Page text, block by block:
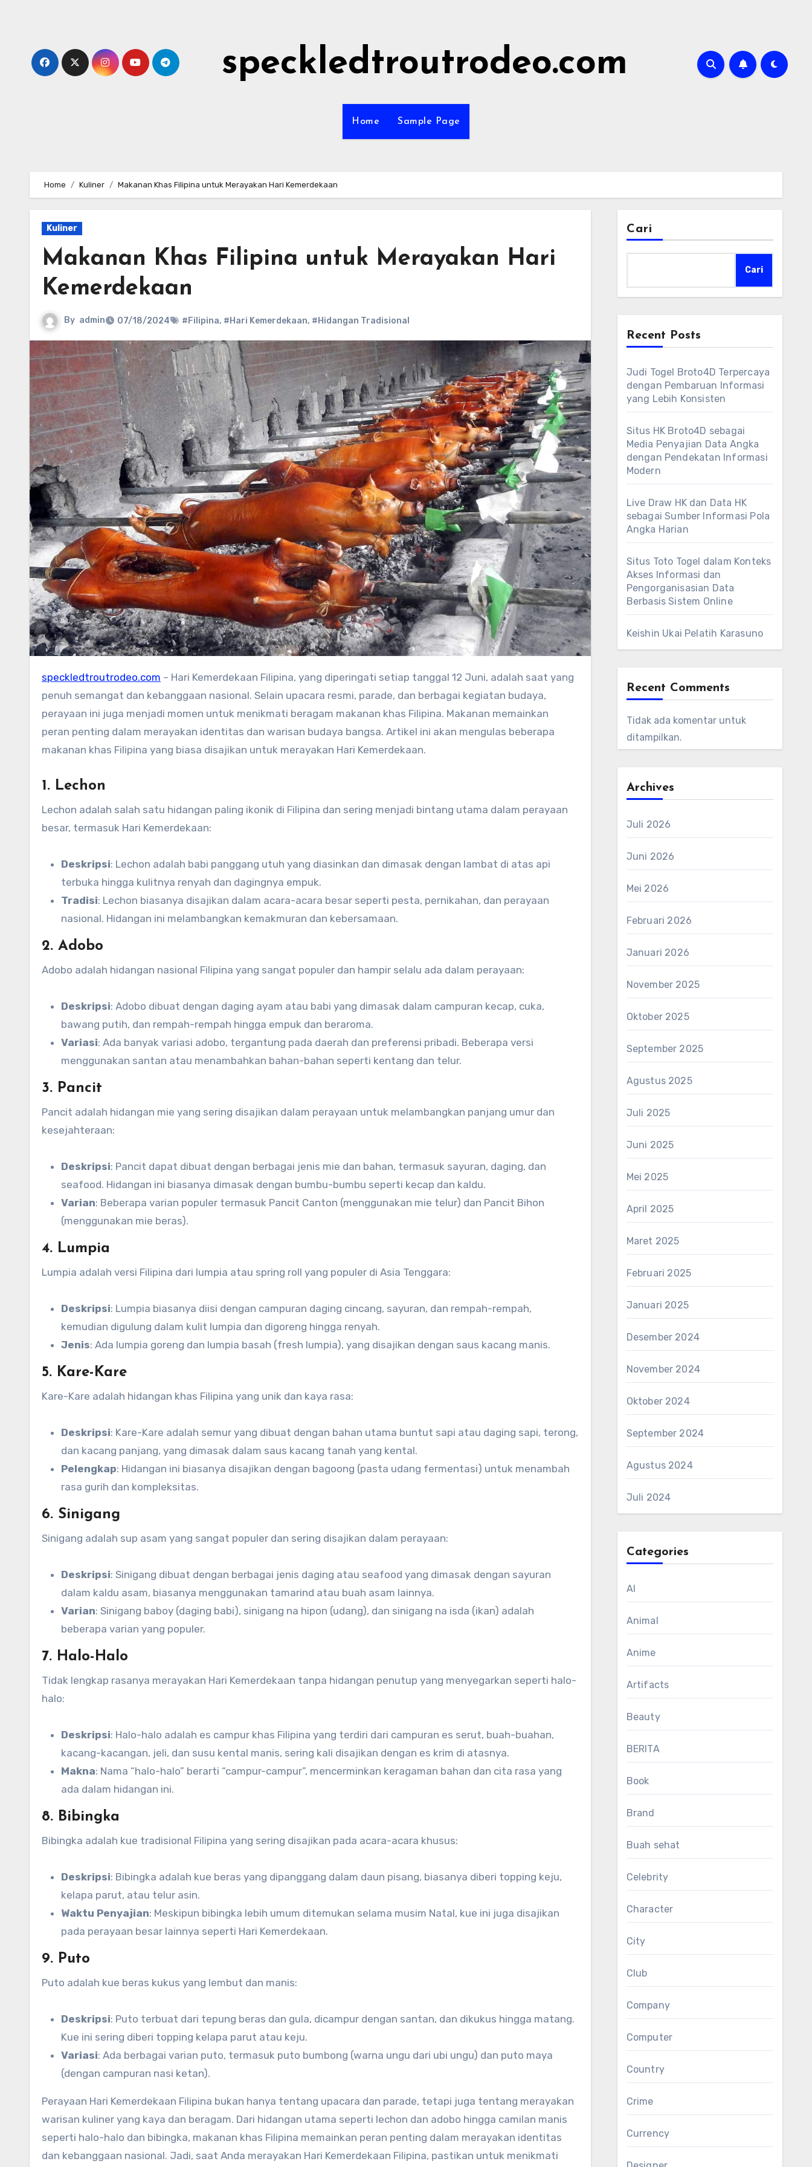
speckledtroutrodeo.com
Home Sample Page
Home Kuliner Makanan Khas Filipina untuk Merayakan Hari Kemerdekaan
Kuliner
Makanan Khas Filipina untuk Merayakan Hari
Kemerdekaan
By admin 07/18/2024 #Filipina, #Hari Kemerdekaan, #Hidangan Tradisional
speckledtroutrodeo.com – Hari Kemerdekaan Filipina, yang diperingati setiap tanggal 12 Juni, adalah saat yang
penuh semangat dan kebanggaan nasional. Selain upacara resmi, parade, dan berbagai kegiatan budaya,
perayaan ini juga menjadi momen untuk menikmati beragam makanan khas Filipina. Makanan memainkan
peran penting dalam merayakan identitas dan warisan budaya bangsa. Artikel ini akan mengulas beberapa
makanan khas Filipina yang biasa disajikan untuk merayakan Hari Kemerdekaan.
1. Lechon
Lechon adalah salah satu hidangan paling ikonik di Filipina dan sering menjadi bintang utama dalam perayaan
besar, termasuk Hari Kemerdekaan:
Deskripsi: Lechon adalah babi panggang utuh yang diasinkan dan dimasak dengan lambat di atas api
terbuka hingga kulitnya renyah dan dagingnya empuk.
Tradisi: Lechon biasanya disajikan dalam acara-acara besar seperti pesta, pernikahan, dan perayaan
nasional. Hidangan ini melambangkan kemakmuran dan kebersamaan.
2. Adobo
Adobo adalah hidangan nasional Filipina yang sangat populer dan hampir selalu ada dalam perayaan:
Deskripsi: Adobo dibuat dengan daging ayam atau babi yang dimasak dalam campuran kecap, cuka,
bawang putih, dan rempah-rempah hingga empuk dan beraroma.
Variasi: Ada banyak variasi adobo, tergantung pada daerah dan preferensi pribadi. Beberapa versi
menggunakan santan atau menambahkan bahan-bahan seperti kentang dan telur.
3. Pancit
Pancit adalah hidangan mie yang sering disajikan dalam perayaan untuk melambangkan panjang umur dan
kesejahteraan:
Deskripsi: Pancit dapat dibuat dengan berbagai jenis mie dan bahan, termasuk sayuran, daging, dan
seafood. Hidangan ini biasanya dimasak dengan bumbu-bumbu seperti kecap dan kaldu.
Varian: Beberapa varian populer termasuk Pancit Canton (menggunakan mie telur) dan Pancit Bihon
(menggunakan mie beras).
4. Lumpia
Lumpia adalah versi Filipina dari lumpia atau spring roll yang populer di Asia Tenggara:
Deskripsi: Lumpia biasanya diisi dengan campuran daging cincang, sayuran, dan rempah-rempah,
kemudian digulung dalam kulit lumpia dan digoreng hingga renyah.
Jenis: Ada lumpia goreng dan lumpia basah (fresh lumpia), yang disajikan dengan saus kacang manis.
5. Kare-Kare
Kare-Kare adalah hidangan khas Filipina yang unik dan kaya rasa:
Deskripsi: Kare-Kare adalah semur yang dibuat dengan bahan utama buntut sapi atau daging sapi, terong,
dan kacang panjang, yang dimasak dalam saus kacang tanah yang kental.
Pelengkap: Hidangan ini biasanya disajikan dengan bagoong (pasta udang fermentasi) untuk menambah
rasa gurih dan kompleksitas.
6. Sinigang
Sinigang adalah sup asam yang sangat populer dan sering disajikan dalam perayaan:
Deskripsi: Sinigang dibuat dengan berbagai jenis daging atau seafood yang dimasak dengan sayuran
dalam kaldu asam, biasanya menggunakan tamarind atau buah asam lainnya.
Varian: Sinigang baboy (daging babi), sinigang na hipon (udang), dan sinigang na isda (ikan) adalah
beberapa varian yang populer.
7. Halo-Halo
Tidak lengkap rasanya merayakan Hari Kemerdekaan tanpa hidangan penutup yang menyegarkan seperti halo-
halo:
Deskripsi: Halo-halo adalah es campur khas Filipina yang terdiri dari campuran es serut, buah-buahan,
kacang-kacangan, jeli, dan susu kental manis, sering kali disajikan dengan es krim di atasnya.
Makna: Nama “halo-halo” berarti “campur-campur”, mencerminkan keragaman bahan dan cita rasa yang
ada dalam hidangan ini.
8. Bibingka
Bibingka adalah kue tradisional Filipina yang sering disajikan pada acara-acara khusus:
Deskripsi: Bibingka adalah kue beras yang dipanggang dalam daun pisang, biasanya diberi topping keju,
kelapa parut, atau telur asin.
Waktu Penyajian: Meskipun bibingka lebih umum ditemukan selama musim Natal, kue ini juga disajikan
pada perayaan besar lainnya seperti Hari Kemerdekaan.
9. Puto
Puto adalah kue beras kukus yang lembut dan manis:
Deskripsi: Puto terbuat dari tepung beras dan gula, dicampur dengan santan, dan dikukus hingga matang.
Kue ini sering diberi topping kelapa parut atau keju.
Variasi: Ada berbagai varian puto, termasuk puto bumbong (warna ungu dari ubi ungu) dan puto maya
(dengan campuran nasi ketan).
Perayaan Hari Kemerdekaan Filipina bukan hanya tentang upacara dan parade, tetapi juga tentang merayakan
warisan kuliner yang kaya dan beragam. Dari hidangan utama seperti lechon dan adobo hingga camilan manis
seperti halo-halo dan bibingka, makanan khas Filipina memainkan peran penting dalam merayakan identitas
dan kebanggaan nasional. Jadi, saat Anda merayakan Hari Kemerdekaan Filipina, pastikan untuk menikmati
Cari
Cari
Recent Posts
Judi Togel Broto4D Terpercaya
dengan Pembaruan Informasi
yang Lebih Konsisten
Situs HK Broto4D sebagai
Media Penyajian Data Angka
dengan Pendekatan Informasi
Modern
Live Draw HK dan Data HK
sebagai Sumber Informasi Pola
Angka Harian
Situs Toto Togel dalam Konteks
Akses Informasi dan
Pengorganisasian Data
Berbasis Sistem Online
Keishin Ukai Pelatih Karasuno
Recent Comments
Tidak ada komentar untuk
ditampilkan.
Archives
Juli 2026
Juni 2026
Mei 2026
Februari 2026
Januari 2026
November 2025
Oktober 2025
September 2025
Agustus 2025
Juli 2025
Juni 2025
Mei 2025
April 2025
Maret 2025
Februari 2025
Januari 2025
Desember 2024
November 2024
Oktober 2024
September 2024
Agustus 2024
Juli 2024
Categories
AI
Animal
Anime
Artifacts
Beauty
BERITA
Book
Brand
Buah sehat
Celebrity
Character
City
Club
Company
Computer
Country
Crime
Currency